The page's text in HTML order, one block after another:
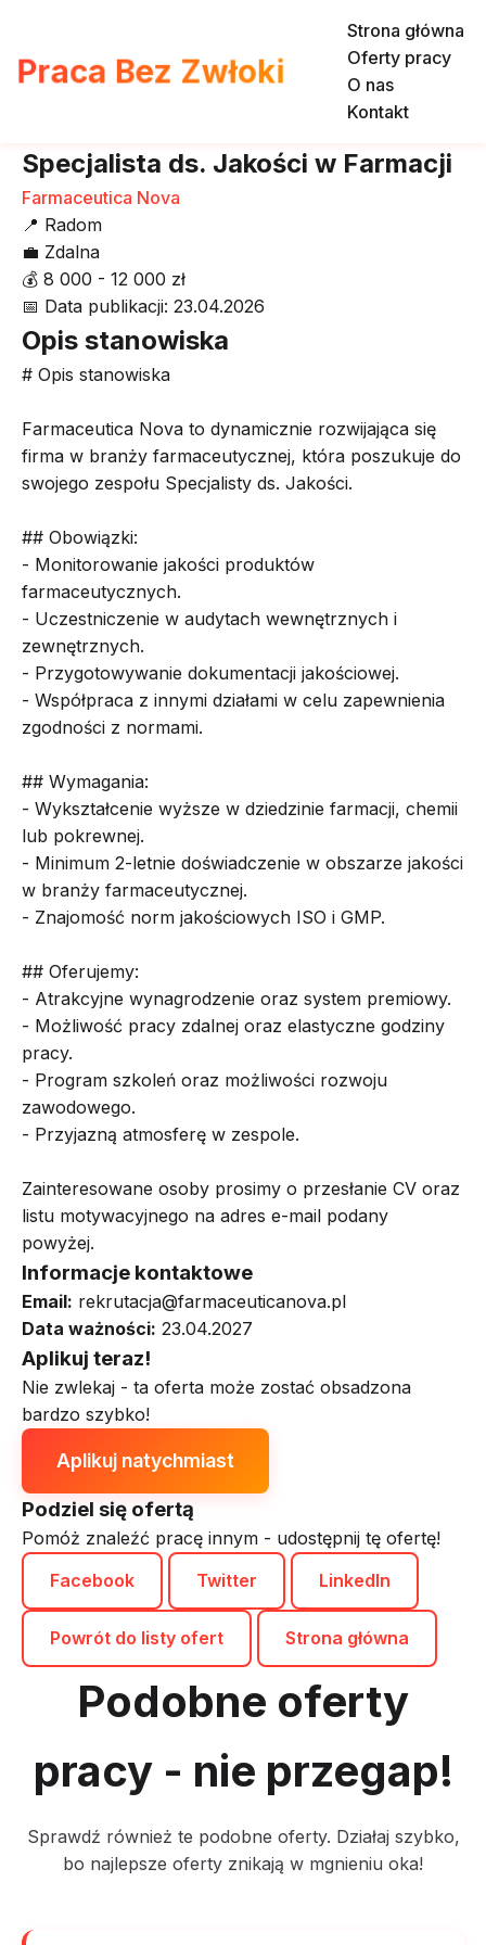
Praca Bez Zwłoki
Strona główna
Oferty pracy
O nas
Kontakt
Specjalista ds. Jakości w Farmacji
Farmaceutica Nova
📍 Radom
💼 Zdalna
💰 8 000 - 12 000 zł
📅 Data publikacji: 23.04.2026
Opis stanowiska
# Opis stanowiska
Farmaceutica Nova to dynamicznie rozwijająca się
firma w branży farmaceutycznej, która poszukuje do
swojego zespołu Specjalisty ds. Jakości.
## Obowiązki:
- Monitorowanie jakości produktów
farmaceutycznych.
- Uczestniczenie w audytach wewnętrznych i
zewnętrznych.
- Przygotowywanie dokumentacji jakościowej.
- Współpraca z innymi działami w celu zapewnienia
zgodności z normami.
## Wymagania:
- Wykształcenie wyższe w dziedzinie farmacji, chemii
lub pokrewnej.
- Minimum 2-letnie doświadczenie w obszarze jakości
w branży farmaceutycznej.
- Znajomość norm jakościowych ISO i GMP.
## Oferujemy:
- Atrakcyjne wynagrodzenie oraz system premiowy.
- Możliwość pracy zdalnej oraz elastyczne godziny
pracy.
- Program szkoleń oraz możliwości rozwoju
zawodowego.
- Przyjazną atmosferę w zespole.
Zainteresowane osoby prosimy o przesłanie CV oraz
listu motywacyjnego na adres e-mail podany
powyżej.
Informacje kontaktowe
Email: rekrutacja@farmaceuticanova.pl
Data ważności: 23.04.2027
Aplikuj teraz!
Nie zwlekaj - ta oferta może zostać obsadzona
bardzo szybko!
Aplikuj natychmiast
Podziel się ofertą
Pomóż znaleźć pracę innym - udostępnij tę ofertę!
Facebook
Twitter LinkedIn
Powrót do listy ofert Strona główna
Podobne oferty
pracy - nie przegap!
Sprawdź również te podobne oferty. Działaj szybko,
bo najlepsze oferty znikają w mgnieniu oka!